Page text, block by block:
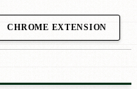
CHROME EXTENSION